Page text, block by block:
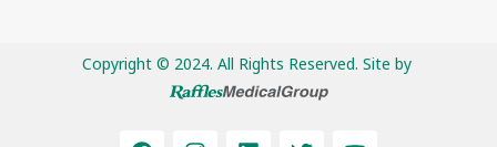
Copyright © 2024. All Rights Reserved. Site by